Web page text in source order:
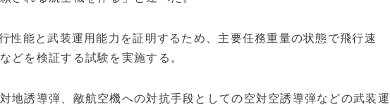
性能と武装運用能力を証明するため、主要任務重量の状態で飛行速
どを検証する試験を実施する。
地誘導弾、敵航空機への対抗手段としての空対空誘導弾などの武装運